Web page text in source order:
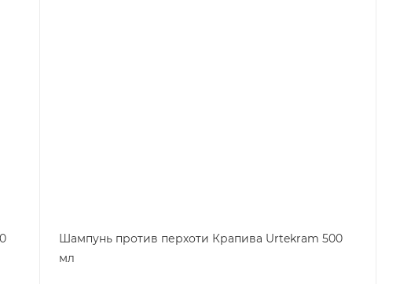
Шампунь против перхоти Крапива Urtekram 500
мл